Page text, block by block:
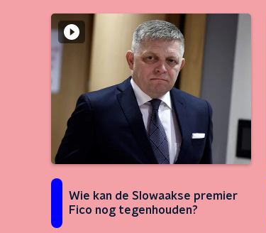
Wie kan de Slowaakse premier
Fico nog tegenhouden?